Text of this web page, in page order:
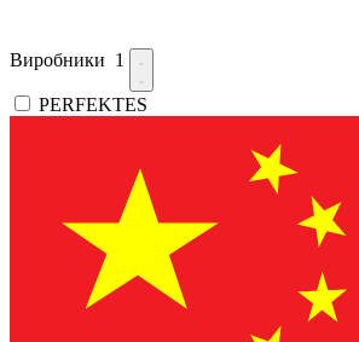
Виробники 1
PERFEKTES